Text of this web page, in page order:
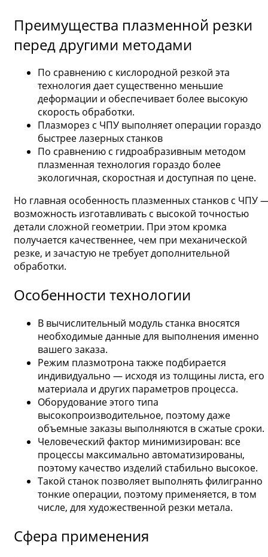
Преимущества плазменной резки
перед другими методами
По сравнению с кислородной резкой эта
технология дает существенно меньшие
деформации и обеспечивает более высокую
скорость обработки.
Плазморез с ЧПУ выполняет операции гораздо
быстрее лазерных станков
По сравнению с гидроабразивным методом
плазменная технология гораздо более
экологичная, скоростная и доступная по цене.
Но главная особенность плазменных станков с ЧПУ
возможность изготавливать с высокой точностью
детали сложной геометрии. При этом кромка
получается качественнее, чем при механической
резке, и зачастую не требует дополнительной
обработки.
Особенности технологии
В вычислительный модуль станка вносятся
необходимые данные для выполнения именно
вашего заказа.
Режим плазмотрона также подбирается
индивидуально — исходя из толщины листа, его
материала и других параметров процесса.
Оборудование этого типа
высокопроизводительное, поэтому даже
объемные заказы выполняются в сжатые сроки.
Человеческий фактор минимизирован: все
процессы максимально автоматизированы,
поэтому качество изделий стабильно высокое.
Такой станок позволяет выполнять филигранно
тонкие операции, поэтому применяется, в том
числе, для художественной резки метала.
Сфера применения